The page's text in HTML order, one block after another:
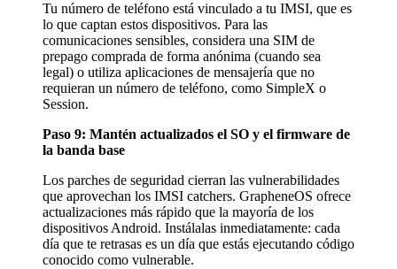
Tu número de teléfono está vinculado a tu IMSI, que es
lo que captan estos dispositivos. Para las
comunicaciones sensibles, considera una SIM de
prepago comprada de forma anónima (cuando sea
legal) o utiliza aplicaciones de mensajería que no
requieran un número de teléfono, como SimpleX o
Session.
Paso 9: Mantén actualizados el SO y el firmware de
la banda base
Los parches de seguridad cierran las vulnerabilidades
que aprovechan los IMSI catchers. GrapheneOS ofrece
actualizaciones más rápido que la mayoría de los
dispositivos Android. Instálalas inmediatamente: cada
día que te retrasas es un día que estás ejecutando código
conocido como vulnerable.